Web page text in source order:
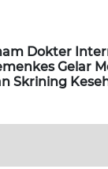
Dokter
Gelar
Skrining